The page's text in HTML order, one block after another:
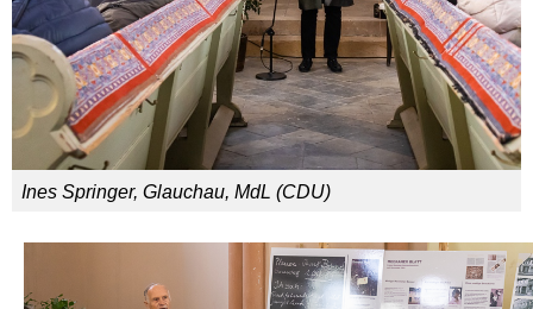
Ines Springer, Glauchau, MdL (CDU)